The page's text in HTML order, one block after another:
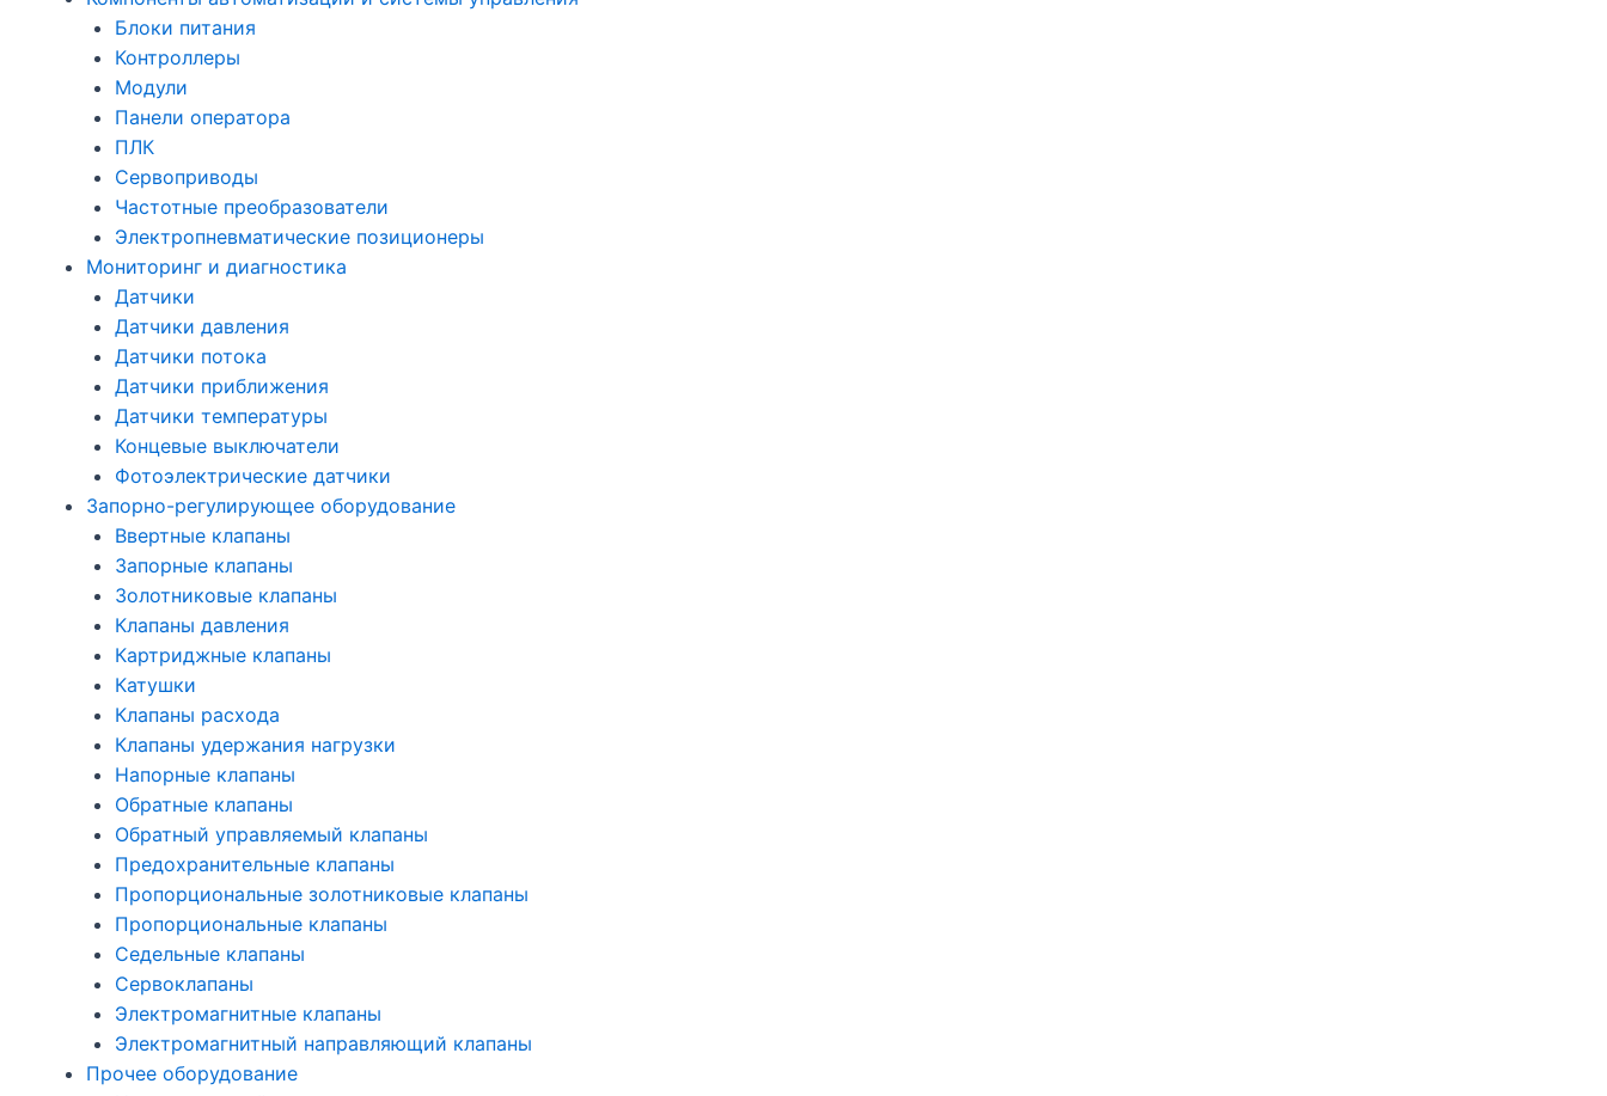
Блоки питания
Контроллеры
Модули
Панели оператора
ПЛК
Сервоприводы
Частотные преобразователи
Электропневматические позиционеры
Мониторинг и диагностика
Датчики
Датчики давления
Датчики потока
Датчики приближения
Датчики температуры
Концевые выключатели
Фотоэлектрические датчики
Запорно-регулирующее оборудование
Ввертные клапаны
Запорные клапаны
Золотниковые клапаны
Клапаны давления
Картриджные клапаны
Катушки
Клапаны расхода
Клапаны удержания нагрузки
Напорные клапаны
Обратные клапаны
Обратный управляемый клапаны
Предохранительные клапаны
Пропорциональные золотниковые клапаны
Пропорциональные клапаны
Седельные клапаны
Сервоклапаны
Электромагнитные клапаны
Электромагнитный направляющий клапаны
Прочее оборудование